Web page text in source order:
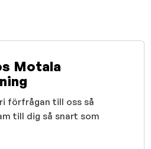
Motala
förfrågan till oss så
till dig så snart som